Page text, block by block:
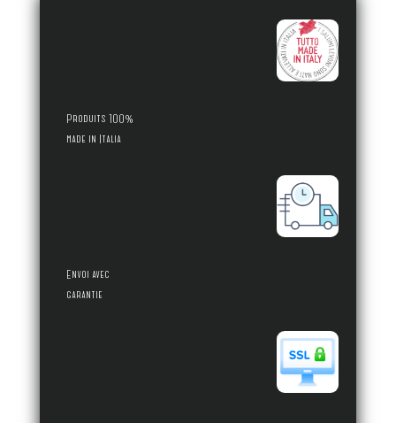
Produits 100%
made in Italia
Envoi avec
garantie